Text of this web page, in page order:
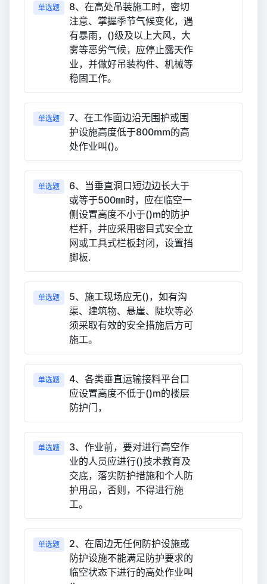
单选题
8、在高处吊装施工时，密切
注意、掌握季节气候变化，遇
有暴雨，()级及以上大风，大
雾等恶劣气候，应停止露天作
业，并做好吊装构件、机械等
稳固工作。
单选题
7、在工作面边沿无围护或围
护设施高度低于800mm的高
处作业叫()。
单选题
6、当垂直洞口短边边长大于
或等于500㎜时，应在临空一
侧设置高度不小于()m的防护
栏杆，并应采用密目式安全立
网或工具式栏板封闭，设置挡
脚板.
单选题
5、施工现场应无()，如有沟
渠、建筑物、悬崖、陡坎等必
须采取有效的安全措施后方可
施工。
单选题
4、各类垂直运输接料平台口
应设置高度不低于()m的楼层
防护门，
单选题
3、作业前，要对进行高空作
业的人员应进行()技术教育及
交底，落实防护措施和个人防
护用品，否则，不得进行施
工。
单选题
2、在周边无任何防护设施或
防护设施不能满足防护要求的
临空状态下进行的高处作业叫